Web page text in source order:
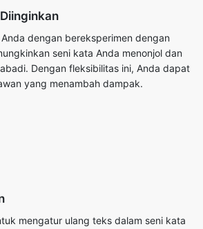
dengan bereksperimen dengan
seni kata Anda menonjol dan
Dengan fleksibilitas ini, Anda dapat
yang menambah dampak.
mengatur ulang teks dalam seni kata